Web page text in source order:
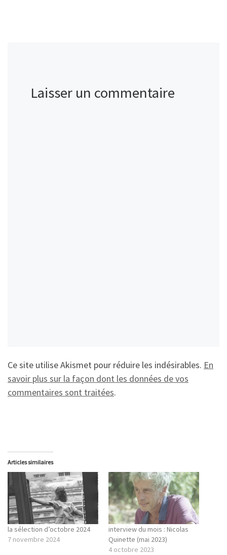
Laisser un commentaire
Ce site utilise Akismet pour réduire les indésirables. En
savoir plus sur la façon dont les données de vos
commentaires sont traitées.
Articles similaires
la sélection d’octobre 2024
7 novembre 2024
interview du mois : Nicolas
Quinette (mai 2023)
4 octobre 2023